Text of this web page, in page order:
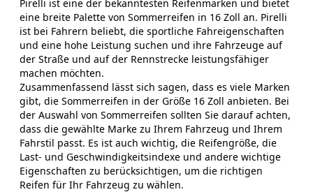
Pirelli ist eine der bekanntesten Reifenmarken und bietet
eine breite Palette von Sommerreifen in 16 Zoll an. Pirelli
ist bei Fahrern beliebt, die sportliche Fahreigenschaften
und eine hohe Leistung suchen und ihre Fahrzeuge auf
der Straße und auf der Rennstrecke leistungsfähiger
machen möchten.
Zusammenfassend lässt sich sagen, dass es viele Marken
gibt, die Sommerreifen in der Größe 16 Zoll anbieten. Bei
der Auswahl von Sommerreifen sollten Sie darauf achten,
dass die gewählte Marke zu Ihrem Fahrzeug und Ihrem
Fahrstil passt. Es ist auch wichtig, die Reifengröße, die
Last- und Geschwindigkeitsindexe und andere wichtige
Eigenschaften zu berücksichtigen, um die richtigen
Reifen für Ihr Fahrzeug zu wählen.